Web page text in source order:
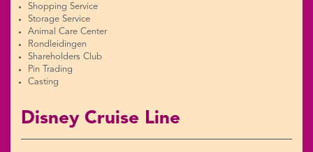
Shopping Service
Storage Service
Animal Care Center
Rondleidingen
Shareholders Club
Pin Trading
Casting
Disney Cruise Line